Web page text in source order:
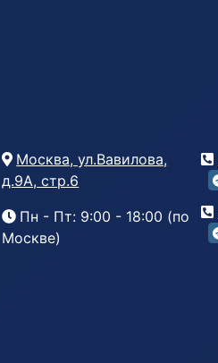
Москва, ул.Вавилова,
д.9А, стр.6
Пн - Пт: 9:00 - 18:00 (по
Москве)